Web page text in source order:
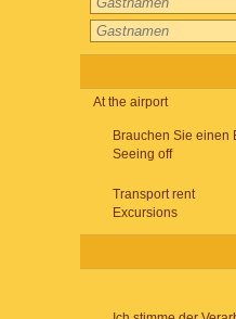
At the airport
Brauchen Sie einen
Seeing off
Transport rent
Excursions